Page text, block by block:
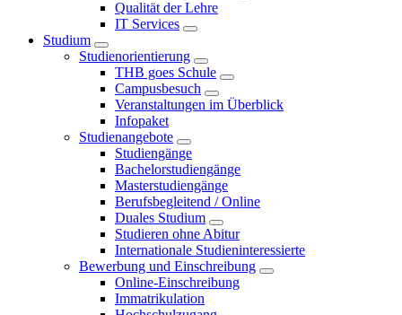
Qualität der Lehre
IT Services
Studium
Studienorientierung
THB goes Schule
Campusbesuch
Veranstaltungen im Überblick
Infopaket
Studienangebote
Studiengänge
Bachelorstudiengänge
Masterstudiengänge
Berufsbegleitend / Online
Duales Studium
Studieren ohne Abitur
Internationale Studieninteressierte
Bewerbung und Einschreibung
Online-Einschreibung
Immatrikulation